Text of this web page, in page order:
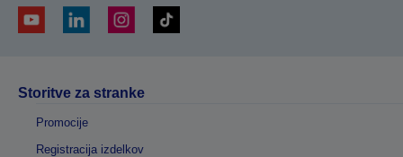
Storitve za stranke
Promocije
Registracija izdelkov